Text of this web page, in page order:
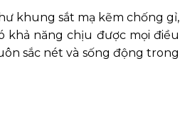
khung sắt mạ kẽm chống gỉ,
khả năng chịu được mọi điều
sắc nét và sống động trong